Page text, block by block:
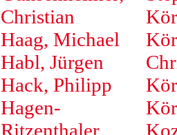
Christian
Haag, Michael
Habl, Jürgen
Hack, Philipp
Hagen-
Ritzenthaler,